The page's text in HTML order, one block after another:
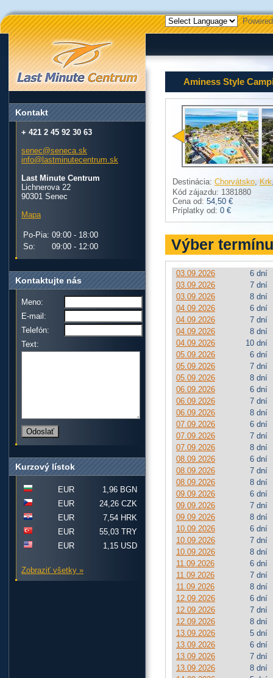
Aminess Style
Destinácia: Chorvátsko, Krk
Kód zájazdu: 1381880
Cena od: 54,50 €
Príplatky od: 0 €
Výber termínu
03.09.2026
6 dní
03.09.2026
7 dní
03.09.2026
8 dní
04.09.2026
6 dní
04.09.2026
7 dní
04.09.2026
8 dní
04.09.2026
10 dní
05.09.2026
6 dní
05.09.2026
7 dní
05.09.2026
8 dní
06.09.2026
6 dní
06.09.2026
7 dní
06.09.2026
8 dní
07.09.2026
6 dní
07.09.2026
7 dní
07.09.2026
8 dní
08.09.2026
6 dní
08.09.2026
7 dní
08.09.2026
8 dní
09.09.2026
6 dní
09.09.2026
7 dní
09.09.2026
8 dní
10.09.2026
6 dní
10.09.2026
7 dní
10.09.2026
8 dní
11.09.2026
6 dní
11.09.2026
7 dní
11.09.2026
8 dní
12.09.2026
6 dní
12.09.2026
7 dní
12.09.2026
8 dní
13.09.2026
5 dní
13.09.2026
6 dní
13.09.2026
7 dní
13.09.2026
8 dní
Kontakt
+ 421 2 45 92 30 63
senec@seneca.sk
info@lastminutecentrum.sk
Last Minute Centrum
Lichnerova 22
90301 Senec
Mapa
Po-Pia: 09:00 - 18:00
So:
09:00 - 12:00
Kontaktujte nás
Meno:
E-mail:
Telefón:
Text:
Kurzový lístok
EUR
1,96 BGN
EUR
24,26 CZK
EUR
7,54 HRK
EUR
55,03 TRY
EUR
1,15 USD
Zobraziť všetky »